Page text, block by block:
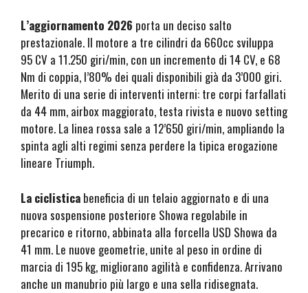
L’aggiornamento 2026 porta un deciso salto
prestazionale. Il motore a tre cilindri da 660cc sviluppa
95 CV a 11.250 giri/min, con un incremento di 14 CV, e 68
Nm di coppia, l’80% dei quali disponibili già da 3’000 giri.
Merito di una serie di interventi interni: tre corpi farfallati
da 44 mm, airbox maggiorato, testa rivista e nuovo setting
motore. La linea rossa sale a 12’650 giri/min, ampliando la
spinta agli alti regimi senza perdere la tipica erogazione
lineare Triumph.
La ciclistica beneficia di un telaio aggiornato e di una
nuova sospensione posteriore Showa regolabile in
precarico e ritorno, abbinata alla forcella USD Showa da
41 mm. Le nuove geometrie, unite al peso in ordine di
marcia di 195 kg, migliorano agilità e confidenza. Arrivano
anche un manubrio più largo e una sella ridisegnata.